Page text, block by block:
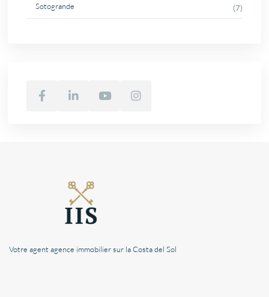
Sotogrande (7)
Votre agent agence immobilier sur la Costa del Sol